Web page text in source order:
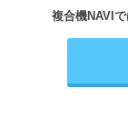
複合機NAVIで